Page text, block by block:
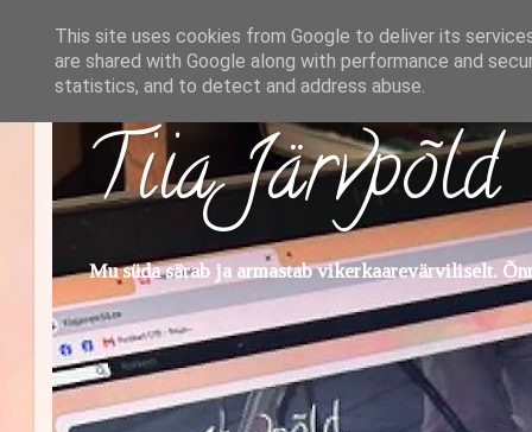
Tiia Järvpõld
Mu süda särab ja armastab vikerkaarevärviliselt.
This site uses cookies from Google to deliver its
are shared with Google along with performance and
statistics, and to detect and address abuse.